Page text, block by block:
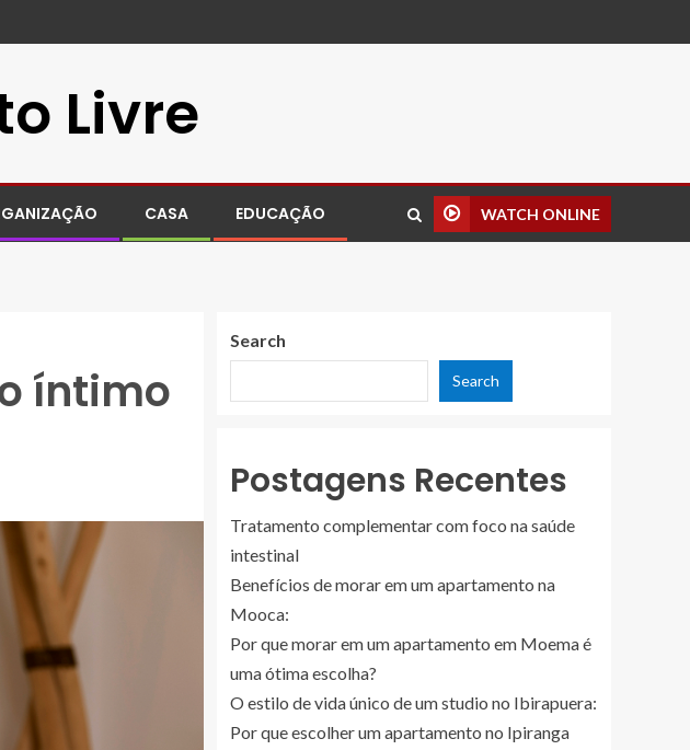
Livre
CASA EDUCAÇÃO WATCH ONLINE
íntimo
Search
Search
Postagens Recentes
Tratamento complementar com foco na saúde
intestinal
Benefícios de morar em um apartamento na
Mooca:
Por que morar em um apartamento em Moema é
uma ótima escolha?
O estilo de vida único de um studio no Ibirapuera:
Por que escolher um apartamento no Ipiranga